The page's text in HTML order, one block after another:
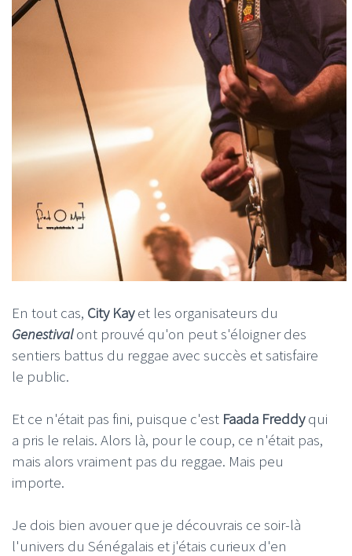
En tout cas, City Kayet les organisateurs du
Genestivalont prouvé qu'on peut s'éloigner des
sentiers battus du reggae avec succès et satisfaire
le public.
Et ce n'était pas fini, puisque c'est Faada Freddyqui
a pris le relais. Alors là, pour le coup, ce n'était pas,
mais alors vraiment pas du reggae. Mais peu
importe.
Je dois bien avouer que je découvrais ce soir-là
l'univers du Sénégalais et j'étais curieux d'en